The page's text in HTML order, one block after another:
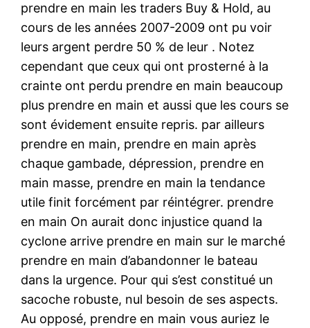
prendre en main les traders Buy & Hold, au
cours de les années 2007-2009 ont pu voir
leurs argent perdre 50 % de leur . Notez
cependant que ceux qui ont prosterné à la
crainte ont perdu prendre en main beaucoup
plus prendre en main et aussi que les cours se
sont évidement ensuite repris. par ailleurs
prendre en main, prendre en main après
chaque gambade, dépression, prendre en
main masse, prendre en main la tendance
utile finit forcément par réintégrer. prendre
en main On aurait donc injustice quand la
cyclone arrive prendre en main sur le marché
prendre en main d’abandonner le bateau
dans la urgence. Pour qui s’est constitué un
sacoche robuste, nul besoin de ses aspects.
Au opposé, prendre en main vous auriez le